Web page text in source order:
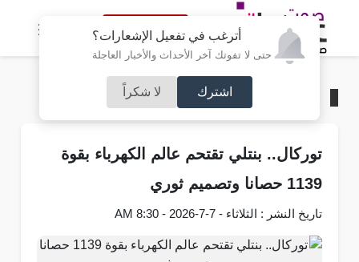
أترغب في تفعيل الإشعارات؟
حتى لا تفوتك آخر الأحداث والأخبار العاجلة
اشترك لا شكراً
النسخة الكاملة
سيارات
توركال.. بنتلي تقتحم عالم الكهرباء بقوة
1139 حصانا وتصميم ثوري
تاريخ النشر : الثلاثاء - 7-7-2026 - 8:30 AM